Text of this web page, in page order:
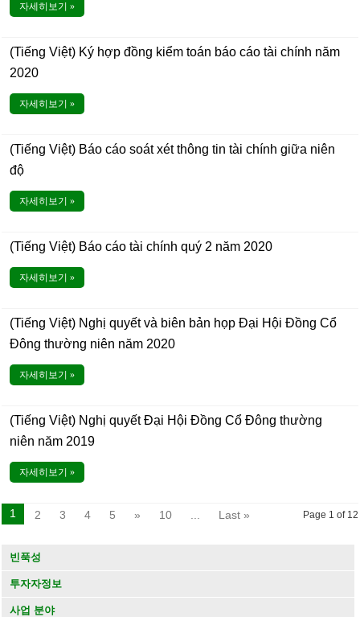
자세히보기 »
(Tiếng Việt) Ký hợp đồng kiểm toán báo cáo tài chính năm
2020
자세히보기 »
(Tiếng Việt) Báo cáo soát xét thông tin tài chính giữa niên
độ
자세히보기 »
(Tiếng Việt) Báo cáo tài chính quý 2 năm 2020
자세히보기 »
(Tiếng Việt) Nghị quyết và biên bản họp Đại Hội Đồng Cổ
Đông thường niên năm 2020
자세히보기 »
(Tiếng Việt) Nghị quyết Đại Hội Đồng Cổ Đông thường
niên năm 2019
자세히보기 »
Page 1 of 12
1 2 3 4 5 » 10 Last »
빈푹성
투자자정보
사업 분야